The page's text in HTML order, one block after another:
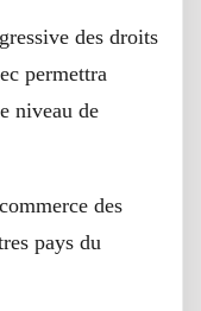
des droits
permettra
niveau de
des
pays du